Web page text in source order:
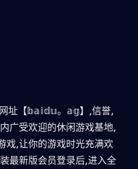
址【𝕓𝕒𝕚𝕕𝕦。𝕒𝕘】,信誉,
广受欢迎的休闲游戏基地,
戏,让你的游戏时光充满欢
最新版会员登录后,进入全